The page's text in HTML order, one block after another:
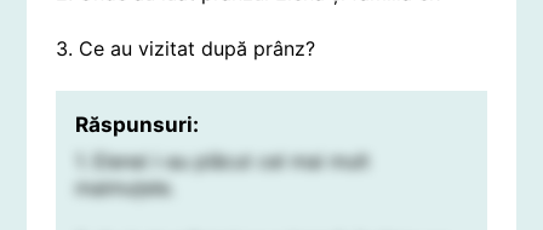
3. Ce au vizitat după prânz?
Răspunsuri:
1. Elenei i-au plăcut cel mai mult
maimuțele.